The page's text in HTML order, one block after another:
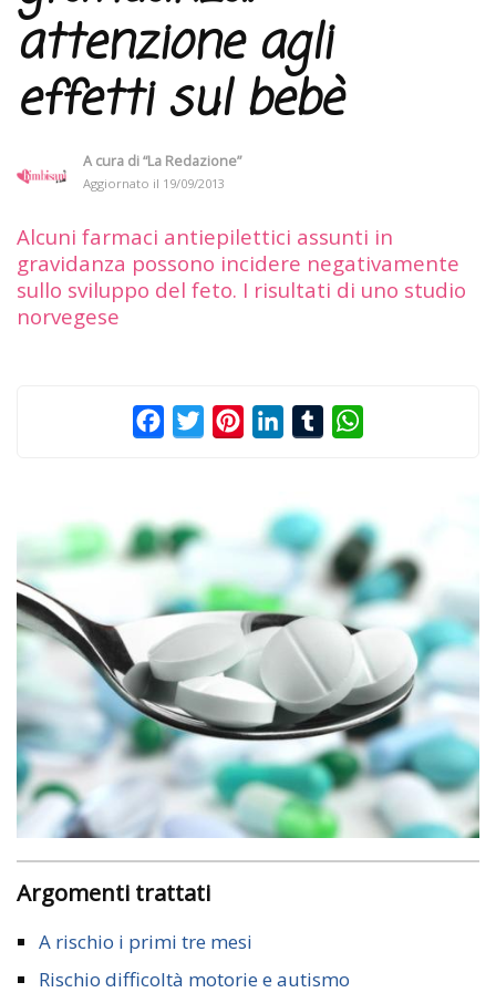
attenzione agli
effetti sul bebè
A cura di“La Redazione”
Aggiornato il 19/09/2013
Alcuni farmaci antiepilettici assunti in
gravidanza possono incidere negativamente
sullo sviluppo del feto. I risultati di uno studio
norvegese
FacebookTwitterPinterestLinkedInTumblr
Argomenti trattati
A rischio i primi tre mesi
Rischio difficoltà motorie e autismo